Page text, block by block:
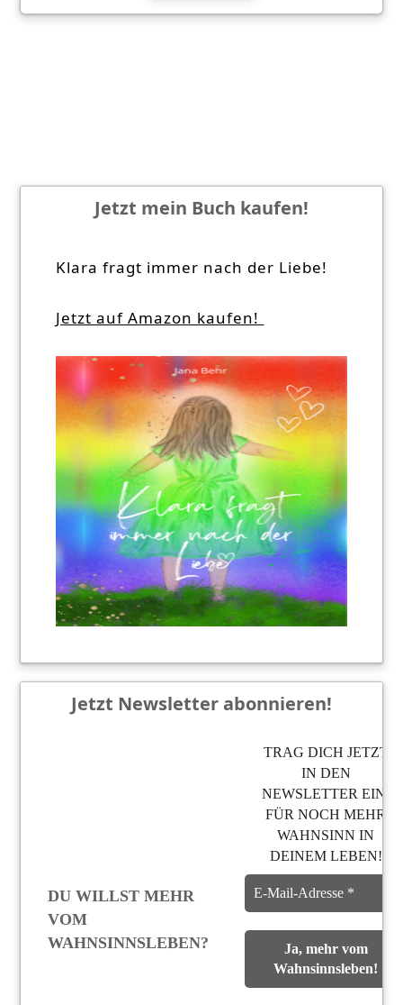
Jetzt mein Buch kaufen!
Klara fragt immer nach der Liebe!
Jetzt auf Amazon kaufen!
Jetzt Newsletter abonnieren!
DU WILLST MEHR
VOM
WAHNSINNSLEBEN?
TRAG DICH JETZT
IN DEN
NEWSLETTER EIN,
FÜR NOCH MEHR
WAHNSINN IN
DEINEM LEBEN!